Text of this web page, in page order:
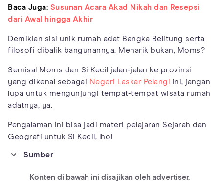
Baca Juga: Susunan Acara Akad Nikah dan Resepsi
dari Awal hingga Akhir
Demikian sisi unik rumah adat Bangka Belitung serta
filosofi dibalik bangunannya. Menarik bukan, Moms?
Semisal Moms dan Si Kecil jalan-jalan ke provinsi
yang dikenal sebagai Negeri Laskar Pelangi ini, jangan
lupa untuk mengunjungi tempat-tempat wisata rumah
adatnya, ya.
Pengalaman ini bisa jadi materi pelajaran Sejarah dan
Geografi untuk Si Kecil, lho!
Sumber
belitung-kebanggaan-masyarakat-negeri-laskar-pelangi/
Konten di bawah ini disajikan oleh advertiser.